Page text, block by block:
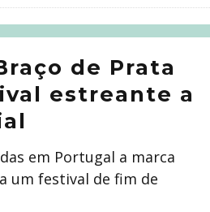
de Prata
estreante a
em Portugal a marca
um festival de fim de